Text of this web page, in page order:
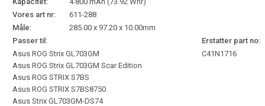
Vores art nr:
611-288
Måle:
285.00 x 97.20 x 10.00mm
Passer til:
Erstatter part no:
Asus ROG Strix GL703GM
Asus ROG Strix GL703GM Scar Edition
Asus ROG STRIX S7BS
Asus ROG STRIX S7BS8750
Asus Strix GL703GM-DS74
C41N1716